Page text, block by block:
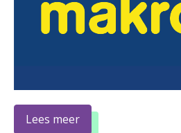
Lees meer